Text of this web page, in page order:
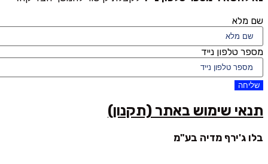
שם מלא
מספר טלפון נייד
שליחה
תנאי שימוש באתר (תקנון)
בלו ג'ירף מדיה בע"מ